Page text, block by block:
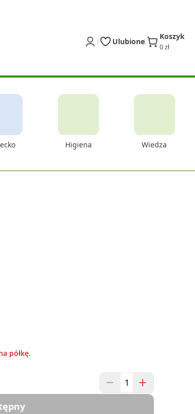
Ulubione
Koszyk
0 zł
Higiena Wiedza
półkę.